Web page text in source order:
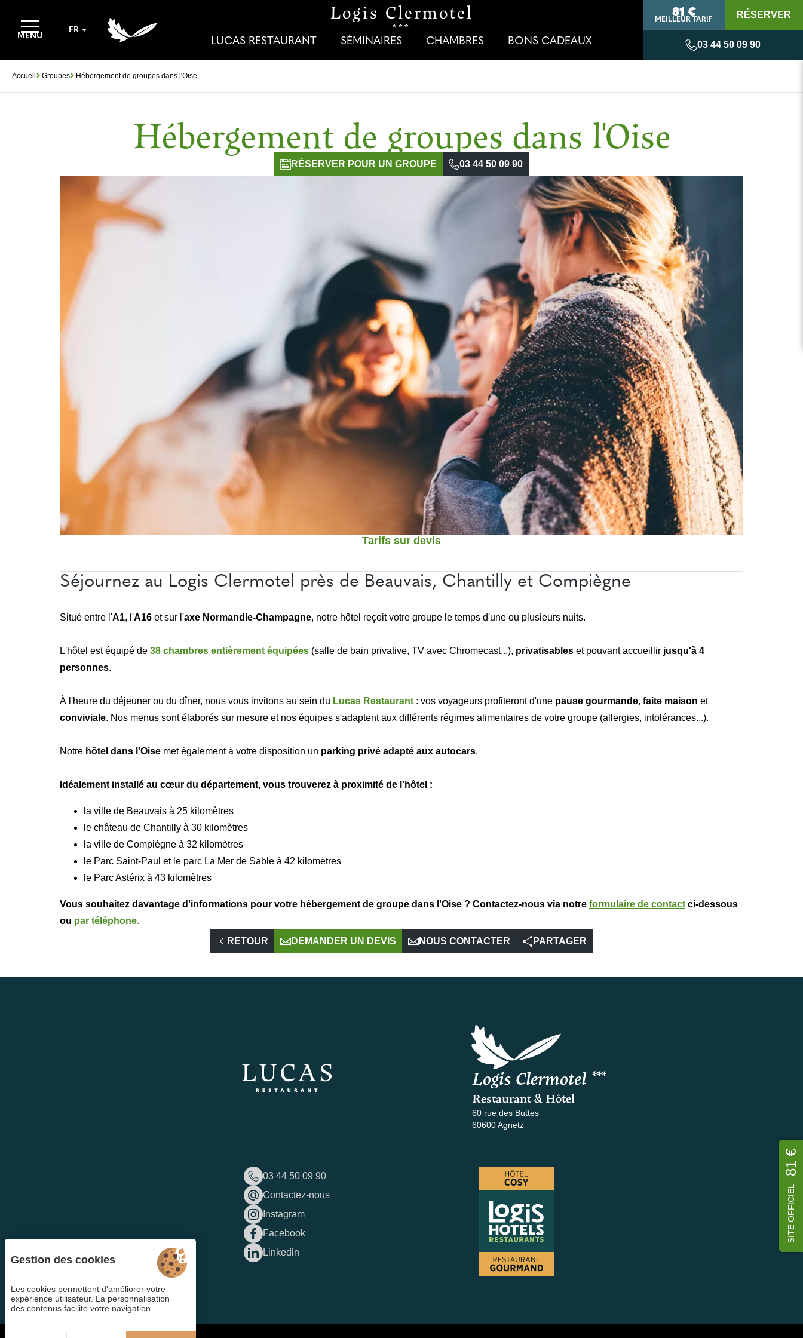
MENU
FR
Logis Clermotel
***
LUCAS RESTAURANT SÉMINAIRES CHAMBRES BONS CADEAUX
81 €
MEILLEUR TARIF RÉSERVER
03 44 50 09 90
Accueil Groupes Hébergement de groupes dans l'Oise
Hébergement de groupes dans l'Oise
RÉSERVER POUR UN GROUPE 03 44 50 09 90
Tarifs sur devis
Séjournez au Logis Clermotel près de Beauvais, Chantilly et Compiègne
Situé entre l'A1, l'A16 et sur l'axe Normandie-Champagne, notre hôtel reçoit votre groupe le temps d'une ou plusieurs nuits.
L'hôtel est équipé de 38 chambres entièrement équipées (salle de bain privative, TV avec Chromecast...), privatisables et pouvant accueillir jusqu'à 4
personnes.
À l'heure du déjeuner ou du dîner, nous vous invitons au sein du Lucas Restaurant : vos voyageurs profiteront d'une pause gourmande, faite maison et
conviviale. Nos menus sont élaborés sur mesure et nos équipes s'adaptent aux différents régimes alimentaires de votre groupe (allergies, intolérances...).
Notre hôtel dans l'Oise met également à votre disposition un parking privé adapté aux autocars.
Idéalement installé au cœur du département, vous trouverez à proximité de l'hôtel :
la ville de Beauvais à 25 kilomètres
le château de Chantilly à 30 kilomètres
la ville de Compiègne à 32 kilomètres
le Parc Saint-Paul et le parc La Mer de Sable à 42 kilomètres
le Parc Astérix à 43 kilomètres
Vous souhaitez davantage d'informations pour votre hébergement de groupe dans l'Oise ? Contactez-nous via notre formulaire de contact ci-dessous
ou par téléphone.
RETOUR
DEMANDER UN DEVIS NOUS CONTACTER PARTAGER
Logis Clermotel ***
Restaurant & Hôtel
60 rue des Buttes
60600 Agnetz
03 44 50 09 90
Contactez-nous
Instagram
Facebook
Linkedin
4.6 /5
SITE OFFICIEL
81 €
Gestion des cookies
Les cookies permettent d’améliorer votre
expérience utilisateur. La personnalisation
des contenus facilite votre navigation.